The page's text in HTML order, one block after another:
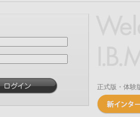
正式版・体験